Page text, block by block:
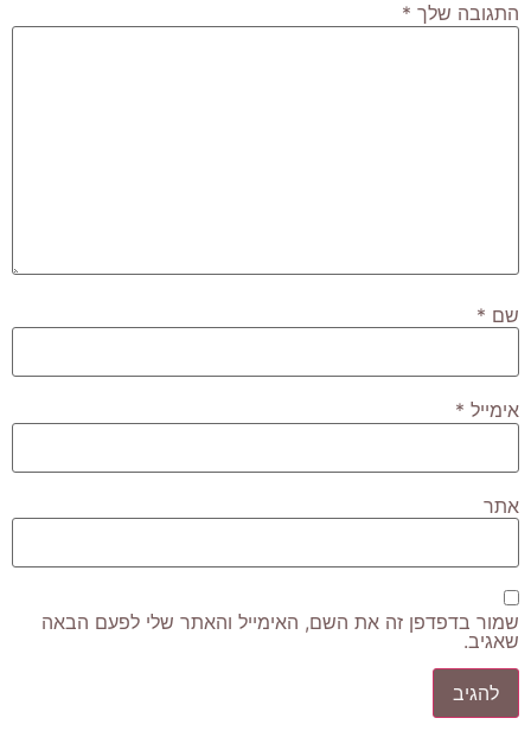
התגובה שלך *
שם *
אימייל *
אתר
שמור בדפדפן זה את השם, האימייל והאתר שלי לפעם הבאה
שאגיב.